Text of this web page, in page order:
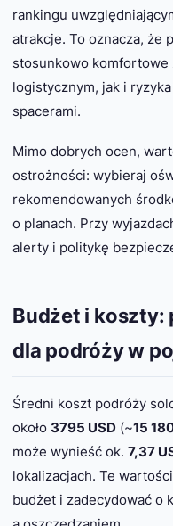
rankingu
atrakcje. To oznacza, że
stosunkowo
logistycznym, jak i
spacerami.
Mimo dobrych ocen,
ostrożności: wybieraj
rekomendowanych
o planach. Przy
alerty i politykę
Budżet i koszty:
dla podróży w
Średni koszt podróży
około 3795 USD (~15
może wynieść ok. 7,37
lokalizacjach. Te
budżet i zadecydować o